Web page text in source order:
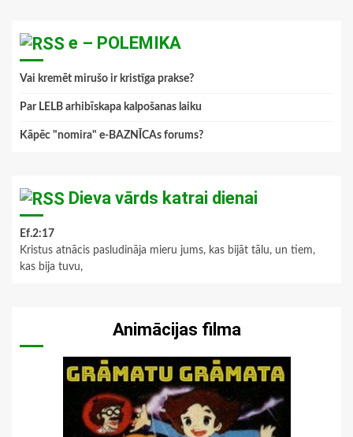
e – POLEMIKA
Vai kremēt mirušo ir kristīga prakse?
Par LELB arhibīskapa kalpošanas laiku
Kāpēc "nomira" e-BAZNĪCAs forums?
Dieva vārds katrai dienai
Ef.2:17
Kristus atnācis pasludināja mieru jums, kas bijāt tālu, un tiem,
kas bija tuvu,
Animācijas filma